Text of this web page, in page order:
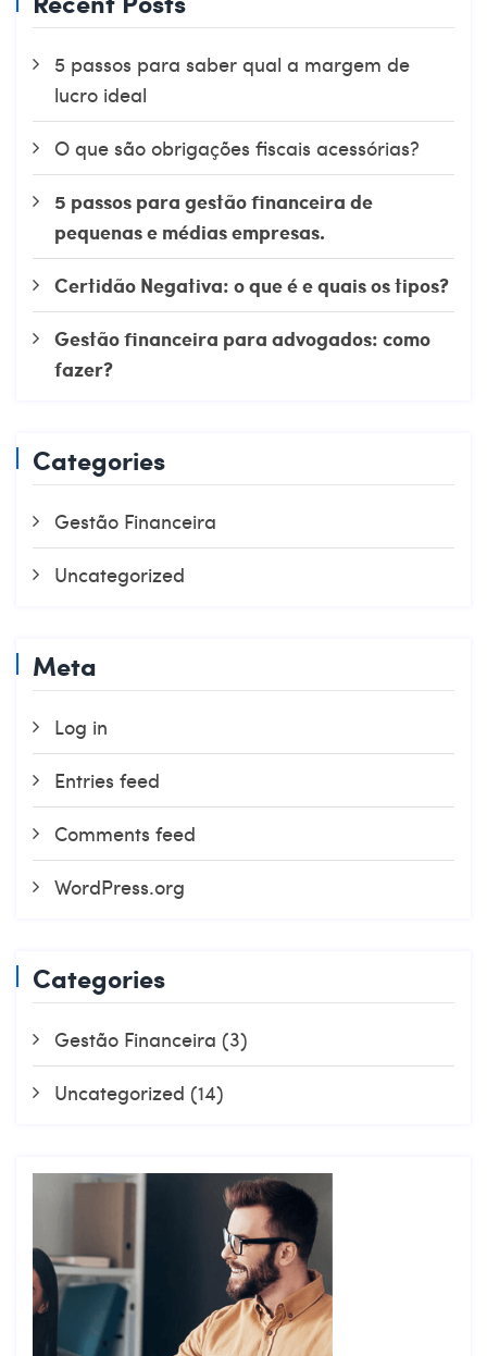
5 passos para saber qual a margem de
lucro ideal
O que são obrigações fiscais acessórias?
5 passos para gestão financeira de
pequenas e médias empresas.
Certidão Negativa: o que é e quais os tipos?
Gestão financeira para advogados: como
fazer?
Categories
Gestão Financeira
Uncategorized
Meta
Log in
Entries feed
Comments feed
WordPress.org
Categories
Gestão Financeira (3)
Uncategorized (14)